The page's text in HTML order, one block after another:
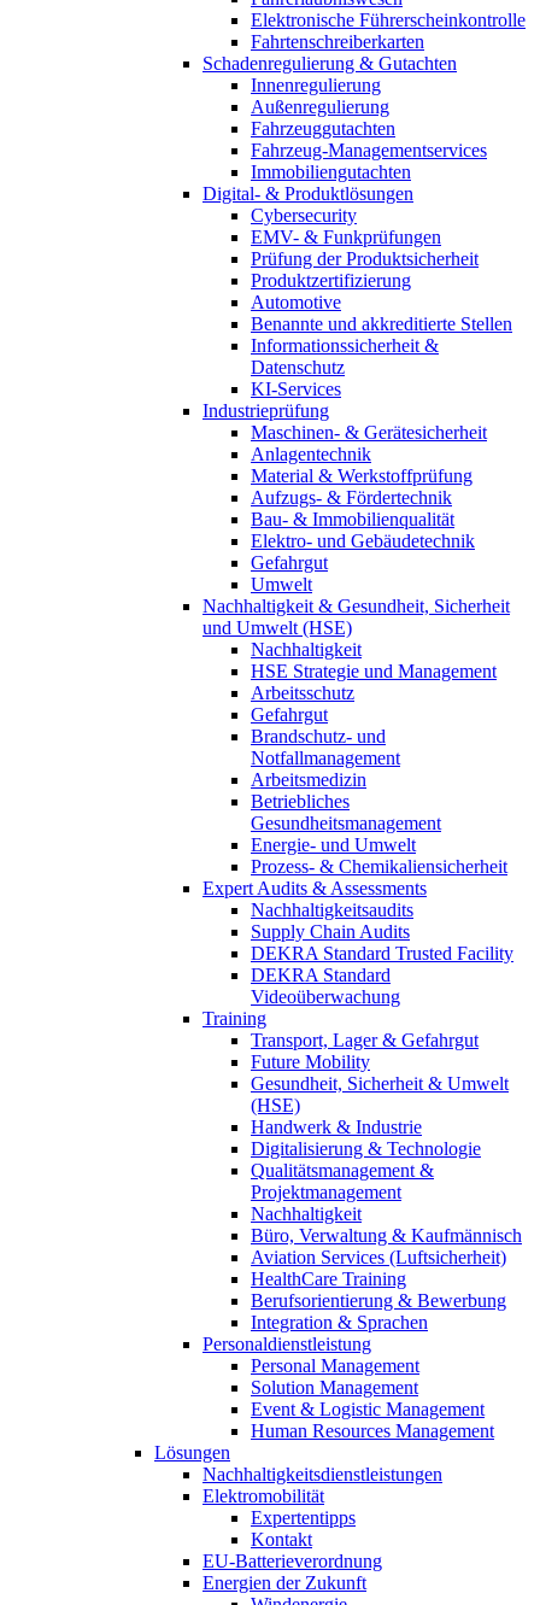
Elektronische Führerscheinkontrolle
Fahrtenschreiberkarten
Schadenregulierung & Gutachten
Innenregulierung
Außenregulierung
Fahrzeuggutachten
Fahrzeug-Managementservices
Immobiliengutachten
Digital- & Produktlösungen
Cybersecurity
EMV- & Funkprüfungen
Prüfung der Produktsicherheit
Produktzertifizierung
Automotive
Benannte und akkreditierte Stellen
Informationssicherheit &
Datenschutz
KI-Services
Industrieprüfung
Maschinen- & Gerätesicherheit
Anlagentechnik
Material & Werkstoffprüfung
Aufzugs- & Fördertechnik
Bau- & Immobilienqualität
Elektro- und Gebäudetechnik
Gefahrgut
Umwelt
Nachhaltigkeit & Gesundheit, Sicherheit
und Umwelt (HSE)
Nachhaltigkeit
HSE Strategie und Management
Arbeitsschutz
Gefahrgut
Brandschutz- und
Notfallmanagement
Arbeitsmedizin
Betriebliches
Gesundheitsmanagement
Energie- und Umwelt
Prozess- & Chemikaliensicherheit
Expert Audits & Assessments
Nachhaltigkeitsaudits
Supply Chain Audits
DEKRA Standard Trusted Facility
DEKRA Standard
Videoüberwachung
Training
Transport, Lager & Gefahrgut
Future Mobility
Gesundheit, Sicherheit & Umwelt
(HSE)
Handwerk & Industrie
Digitalisierung & Technologie
Qualitätsmanagement &
Projektmanagement
Nachhaltigkeit
Büro, Verwaltung & Kaufmännisch
Aviation Services (Luftsicherheit)
HealthCare Training
Berufsorientierung & Bewerbung
Integration & Sprachen
Personaldienstleistung
Personal Management
Solution Management
Event & Logistic Management
Human Resources Management
Lösungen
Nachhaltigkeitsdienstleistungen
Elektromobilität
Expertentipps
Kontakt
EU-Batterieverordnung
Energien der Zukunft